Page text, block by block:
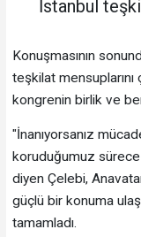
İstanbul
Konuşmasının
teşkilat mensuplarını
kongrenin birlik ve
"İnanıyorsanız
koruduğumuz sürece
diyen Çelebi,
güçlü bir konuma
tamamladı.